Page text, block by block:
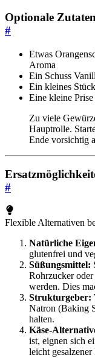
Optionale Zutaten
#
Etwas
Aroma
Ein Schuss
Ein kleines
Eine kleine
Zu viele
Hauptrolle.
Ende vorsichtig
#
Flexible Alternativen
Natürliche
glutenfrei und
Süßungsmittel:
Rohrzucker
werden. Dies
Strukturgeber:
Natron (Baking
halten.
Käse-
ist, eignen sich
leicht